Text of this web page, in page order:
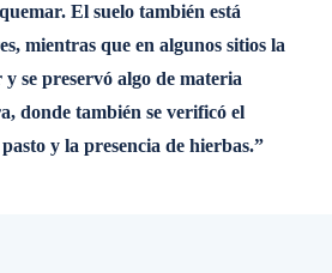
El suelo también está
mientras que en algunos sitios la
se preservó algo de materia
donde también se verificó el
y la presencia de hierbas.”